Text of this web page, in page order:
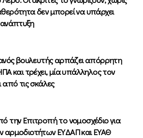
δεν μπορεί να υπάρχει
ανάπτυξη
βουλευτής αρπάζει απόρρητη
και τρέχει, μία υπάλληλος τον
από τις σκάλες
την Επιτροπή το νομοσχέδιο για
αρμοδιοτήτων ΕΥΔΑΠ και ΕΥΑΘ